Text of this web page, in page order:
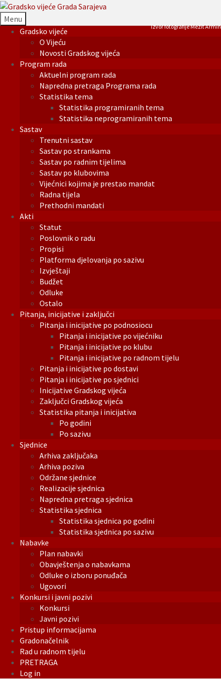
Menu
Gradsko vijeće
O Vijeću
Novosti Gradskog vijeća
Program rada
Aktuelni program rada
Napredna pretraga Programa rada
Statistika tema
Statistika programiranih tema
Statistika neprogramiranih tema
Sastav
Trenutni sastav
Sastav po strankama
Sastav po radnim tijelima
Sastav po klubovima
Vijećnici kojima je prestao mandat
Radna tijela
Prethodni mandati
Akti
Statut
Poslovnik o radu
Propisi
Platforma djelovanja po sazivu
Izvještaji
Budžet
Odluke
Ostalo
Pitanja, inicijative i zaključci
Pitanja i inicijative po podnosiocu
Pitanja i inicijative po vijećniku
Pitanja i inicijative po klubu
Pitanja i inicijative po radnom tijelu
Pitanja i inicijative po dostavi
Pitanja i inicijative po sjednici
Inicijative Gradskog vijeća
Zaključci Gradskog vijeća
Statistika pitanja i inicijativa
Po godini
Po sazivu
Sjednice
Arhiva zaključaka
Arhiva poziva
Održane sjednice
Realizacije sjednica
Napredna pretraga sjednica
Statistika sjednica
Statistika sjednica po godini
Statistika sjednica po sazivu
Nabavke
Plan nabavki
Obavještenja o nabavkama
Odluke o izboru ponuđača
Ugovori
Konkursi i javni pozivi
Konkursi
Javni pozivi
Pristup informacijama
Gradonačelnik
Rad u radnom tijelu
PRETRAGA
Log in
Izvor fotografije Mezit Armin